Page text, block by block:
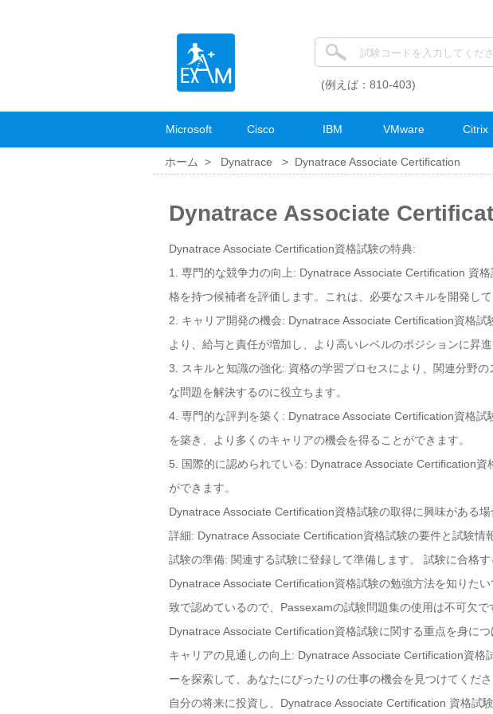
(例えば：810-403)
Microsoft Cisco IBM VMware Citrix
ホーム > Dynatrace > Dynatrace Associate Certification
Dynatrace Associate
Dynatrace Associate Certification資格試験の特典:
1. 専門的な競争力の向上: Dynatrace Associate Certification 資
格を持つ候補者を評価します。これは、必要なスキルを開発して
2. キャリア開発の機会: Dynatrace Associate Certification資格
より、給与と責任が増加し、より高いレベルのポジションに昇進
3. スキルと知識の強化: 資格の学習プロセスにより、関連分野
な問題を解決するのに役立ちます。
4. 専門的な評判を築く: Dynatrace Associate Certification資格
を築き、より多くのキャリアの機会を得ることができます。
5. 国際的に認められている: Dynatrace Associate Certification
ができます。
Dynatrace Associate Certification資格試験の取得に興味がある場
詳細: Dynatrace Associate Certification資格試験の要件と試験情
試験の準備: 関連する試験に登録して準備します。 試験に合格
Dynatrace Associate Certification資格試験の勉強方法を知りた
致で認めているので、Passexamの試験問題集の使用は不可欠
Dynatrace Associate Certification資格試験に関する重点を身につ
キャリアの見通しの向上: Dynatrace Associate Certification資
ーを探索して、あなたにぴったりの仕事の機会を見つけてくださ
自分の将来に投資し、Dynatrace Associate Certification 資格試